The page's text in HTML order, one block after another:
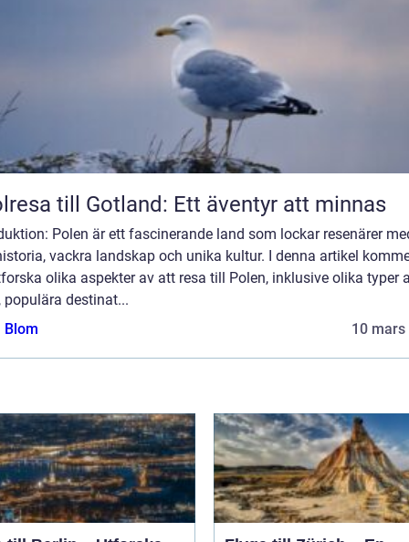
till Gotland: Ett äventyr att minnas
Polen är ett fascinerande land som lockar resenärer
vackra landskap och unika kultur. I denna artikel
olika aspekter av att resa till Polen, inklusive olika typer
populära destinat...
Blom
10 mars